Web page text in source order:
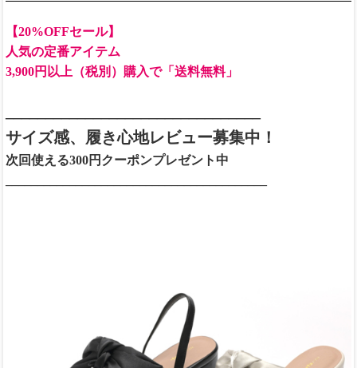
【20%OFFセール】
人気の定番アイテム
3,900円以上（税別）購入で「送料無料」
サイズ感、履き心地レビュー募集中！
次回使える300円クーポンプレゼント中